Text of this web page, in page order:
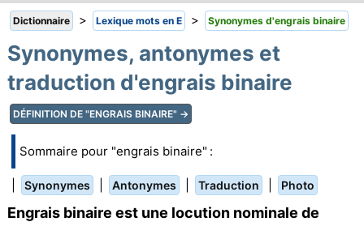
Dictionnaire > Lexique mots en E > Synonymes d'engrais binaire
Synonymes, antonymes et
traduction d'engrais binaire
DÉFINITION DE "ENGRAIS BINAIRE" →
Sommaire pour "engrais binaire" :
Synonymes Antonymes Traduction Photo
Engrais binaire est une locution nominale de